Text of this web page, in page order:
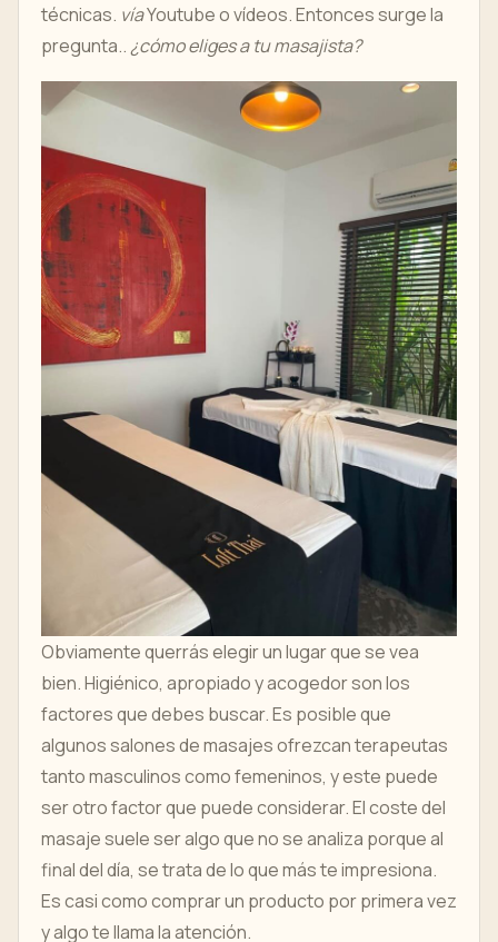
técnicas. víaYoutube o vídeos. Entonces surge la
pregunta.. ¿cómo eliges a tu masajista?
Obviamente querrás elegir un lugar que se vea
bien. Higiénico, apropiado y acogedor son los
factores que debes buscar. Es posible que
algunos salones de masajes ofrezcan terapeutas
tanto masculinos como femeninos, y este puede
ser otro factor que puede considerar. El coste del
masaje suele ser algo que no se analiza porque al
final del día, se trata de lo que más te impresiona.
Es casi como comprar un producto por primera vez
y algo te llama la atención.